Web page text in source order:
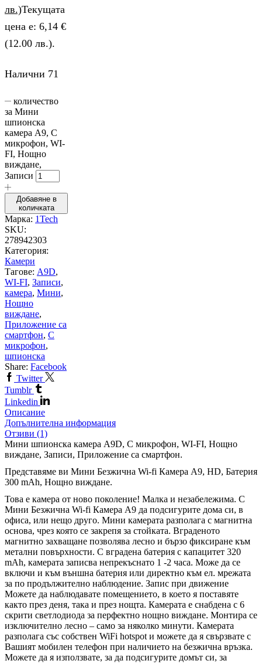
лв.)Текущата
цена е: 6,14 €
(12.00 лв.).
Налични 71
количество
за Мини
шпионска
камера A9, С
микрофон, WI-
FI, Нощно
виждане,
Записи
Добавяне в
количката
Марка: 1Tech
SKU:
278942303
Категория:
Камери
Тагове: A9D,
WI-FI, Записи,
камера, Мини,
Нощно
виждане,
Приложение са
смартфон, С
микрофон,
шпионска
Share: Facebook
Twitter
Tumblr
Linkedin
Описание
Допълнителна информация
Отзиви (1)
Мини шпионска камера A9D, С микрофон, WI-FI, Нощно
виждане, Записи, Приложение са смартфон.
Представяме ви Мини Безжична Wi-fi Камера А9, HD, Батерия
300 mAh, Нощно виждане.
Това е камера от ново поколение! Малка и незабележима. С
Мини Безжична Wi-fi Камера А9 да подсигурите дома си, в
офиса, или нещо друго. Мини камерата разполага с магнитна
основа, чрез която се закрепя за стойката. Вграденото
магнитно захващане позволява лесно и бързо фиксиране към
метални повърхности. С вградена батерия с капацитет 320
mAh, камерата записва непрекъснато 1 -2 часа. Може да се
включи и към външна батерия или директно към ел. мрежата
за по продължително наблюдение. Запис при движение
Можете да наблюдавате помещението, в което я поставяте
както през деня, така и през нощта. Камерата е снабдена с 6
скрити светлодиода за перфектно нощно виждане. Монтира се
изключително лесно – само за няколко минути. Камерата
разполага със собствен WiFi hotspot и можете да я свързвате с
Вашият мобилен телефон при наличието на безжична връзка.
Можете да я използвате, за да подсигурите домът си, за